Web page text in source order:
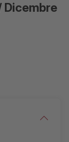
Dicembre